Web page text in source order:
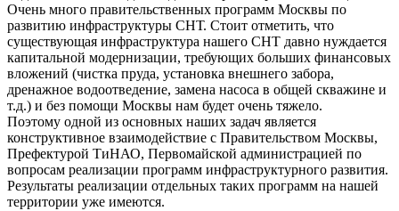
Очень много правительственных программ Москвы по
развитию инфраструктуры СНТ. Стоит отметить, что
существующая инфраструктура нашего СНТ давно нуждается
капитальной модернизации, требующих больших финансовых
вложений (чистка пруда, установка внешнего забора,
дренажное водоотведение, замена насоса в общей скважине и
т.д.) и без помощи Москвы нам будет очень тяжело.
Поэтому одной из основных наших задач является
конструктивное взаимодействие с Правительством Москвы,
Префектурой ТиНАО, Первомайской администрацией по
вопросам реализации программ инфраструктурного развития.
Результаты реализации отдельных таких программ на нашей
территории уже имеются.